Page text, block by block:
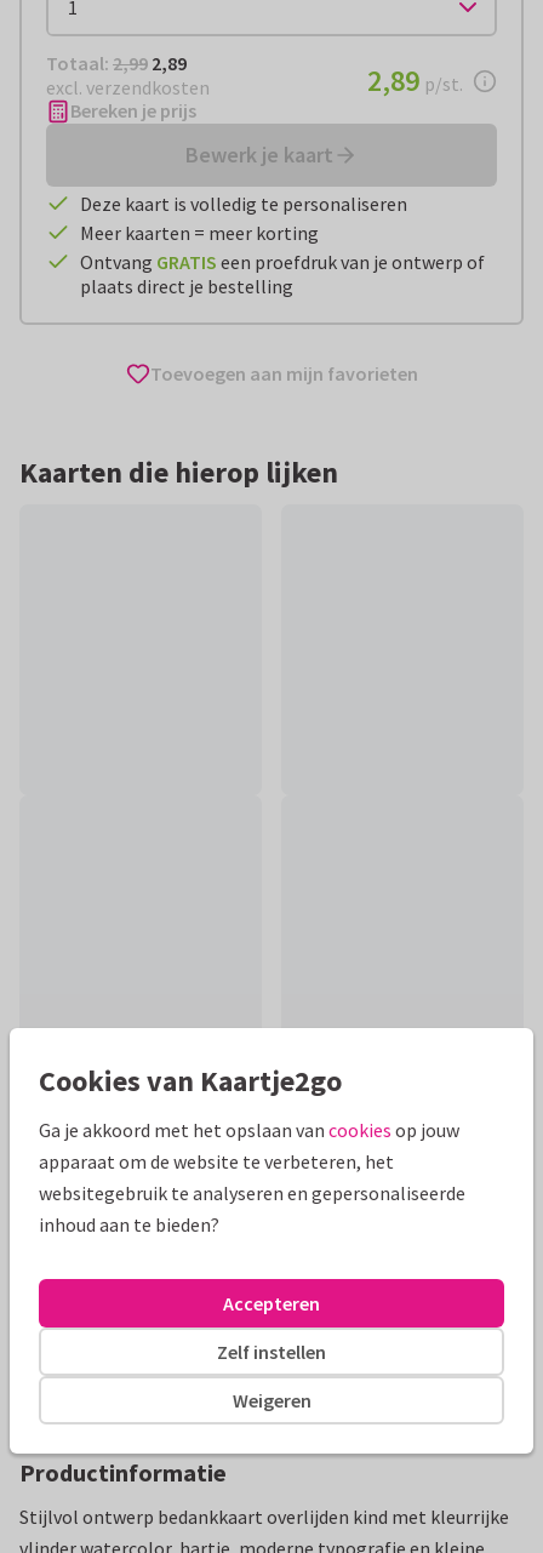
Totaal: € 2,89
Totaal: 2,99 2,89
excl. verzendkosten
€ 2,89per stuk
2,89 p/st.
Bereken je prijs
Bewerk je kaart
Deze kaart is volledig te personaliseren
Meer kaarten = meer korting
Ontvang GRATIS een proefdruk van je ontwerp of
plaats direct je bestelling
Toevoegen aan mijn favorieten
Kaarten die hierop lijken
Mooie extra's bij je kaart
Productinformatie
Stijlvol ontwerp bedankkaart overlijden kind met kleurrijke
vlinder watercolor, hartje, moderne typografie en kleine
Cookies van Kaartje2go
Ga je akkoord met het opslaan van cookies op jouw
apparaat om de website te verbeteren, het
websitegebruik te analyseren en gepersonaliseerde
inhoud aan te bieden?
Weigeren
Zelf instellen
Accepteren